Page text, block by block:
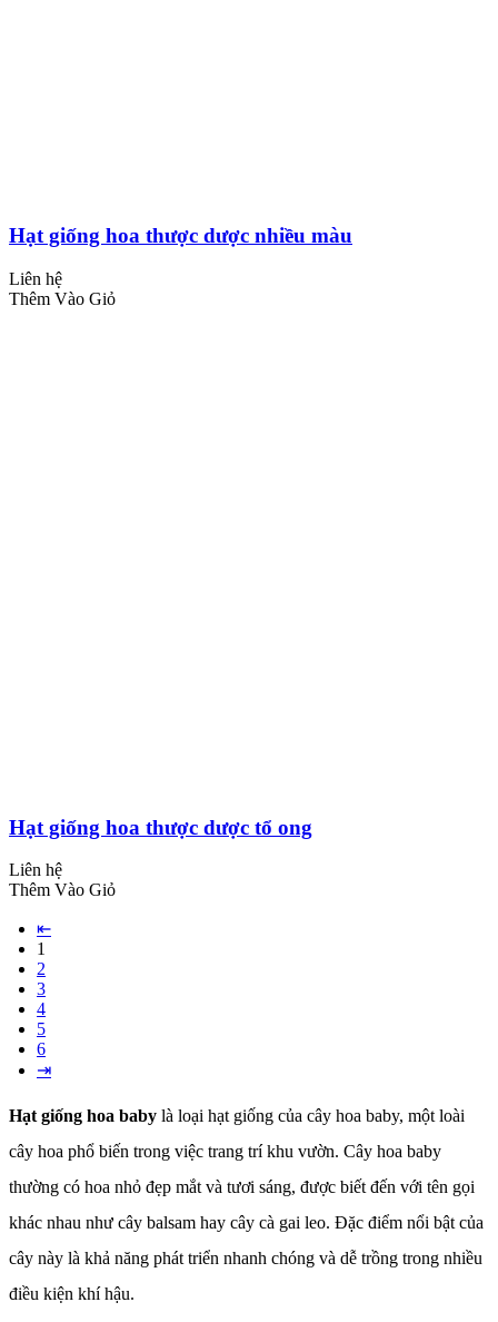
Hạt giống hoa thược dược nhiều màu
Liên hệ
Thêm Vào Giỏ
Hạt giống hoa thược dược tổ ong
Liên hệ
Thêm Vào Giỏ
⇤
1
2
3
4
5
6
⇥
Hạt giống hoa baby là loại hạt giống của cây hoa baby, một loài
cây hoa phổ biến trong việc trang trí khu vườn. Cây hoa baby
thường có hoa nhỏ đẹp mắt và tươi sáng, được biết đến với tên gọi
khác nhau như cây balsam hay cây cà gai leo. Đặc điểm nổi bật của
cây này là khả năng phát triển nhanh chóng và dễ trồng trong nhiều
điều kiện khí hậu.